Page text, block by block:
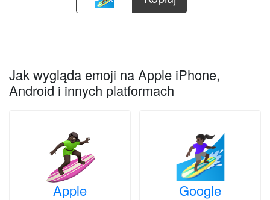
Jak wygląda emoji na Apple iPhone,
Android i innych platformach
Apple Google